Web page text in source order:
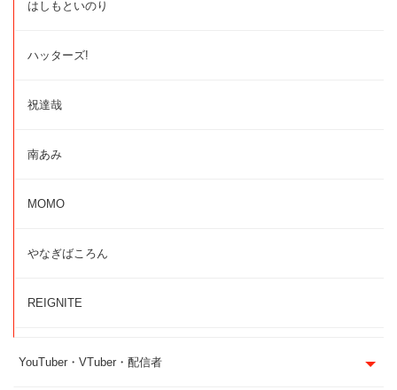
はしもといのり
ハッターズ!
祝達哉
南あみ
MOMO
やなぎばころん
REIGNITE
YouTuber・VTuber・配信者